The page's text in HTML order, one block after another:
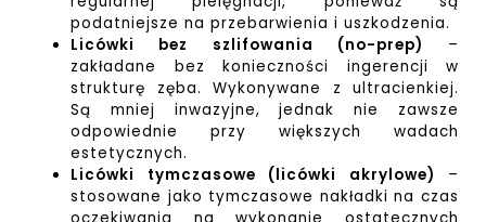
podatniejsze na przebarwienia i uszkodzenia.
Licówki bez szlifowania (no-prep) –
zakładane bez konieczności ingerencji w
strukturę zęba. Wykonywane z ultracienkiej.
Są mniej inwazyjne, jednak nie zawsze
odpowiednie przy większych wadach
estetycznych.
Licówki tymczasowe (licówki akrylowe) –
stosowane jako tymczasowe nakładki na czas